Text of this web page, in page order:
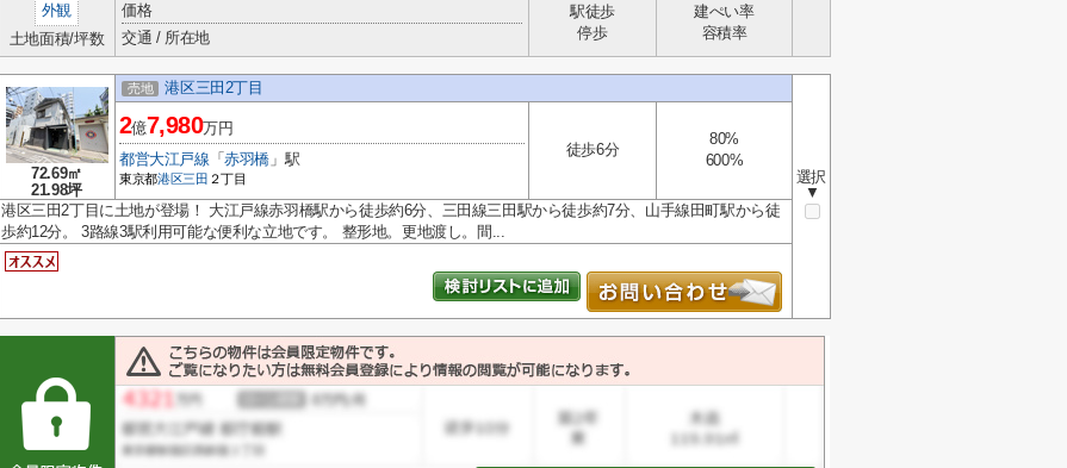
外観
土地面積/坪数
価格
交通 / 所在地
駅徒歩
停歩
建ぺい率
容積率
72.69㎡
21.98坪
売地 港区三田2丁目
選択
▼
2億7,980万円
都営大江戸線 「赤羽橋 」駅
東京都港区三田 ２丁目
徒歩6分
80%
600%
港区三田2丁目に土地が登場！ 大江戸線赤羽橋駅から徒歩約6分、三田線三田駅から徒歩約7分、山手線田町駅から徒
歩約12分。 3路線3駅利用可能な便利な立地です。 整形地。更地渡し。間...